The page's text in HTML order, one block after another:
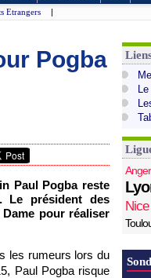
Etrangers |
Pogba
Paul Pogba reste
Le président des
pour réaliser
les rumeurs lors du
Paul Pogba risque
Nice